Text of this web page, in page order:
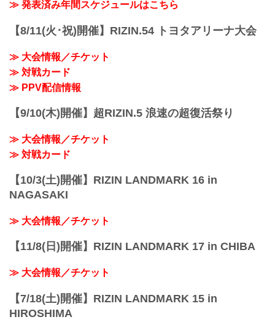
開催日時
始
※開場・開始時間は予定です。決定次第
予定時間が前後することがありますので
ご了承ください。
≫ 発表済み年間スケジュールはこちら
【8/11(火･祝)開催】RIZIN.54 トヨタアリーナ大会
≫ 大会情報／チケット
≫ 対戦カード
≫ PPV配信情報
【9/10(木)開催】超RIZIN.5 浪速の超復活祭り
≫ 大会情報／チケット
≫ 対戦カード
【10/3(土)開催】RIZIN LANDMARK 16 in
NAGASAKI
≫ 大会情報／チケット
【11/8(日)開催】RIZIN LANDMARK 17 in CHIBA
≫ 大会情報／チケット
【7/18(土)開催】RIZIN LANDMARK 15 in
HIROSHIMA